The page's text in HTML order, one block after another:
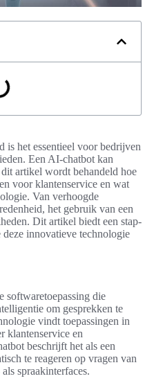
is het essentieel voor bedrijven
Een AI-chatbot kan
artikel wordt behandeld hoe
voor klantenservice en wat
Van verhoogde
het gebruik van een
Dit artikel biedt een stap-
innovatieve technologie
softwaretoepassing die
om gesprekken te
vindt toepassingen in
klantenservice en
beschrijft het als een
te reageren op vragen van
spraakinterfaces.